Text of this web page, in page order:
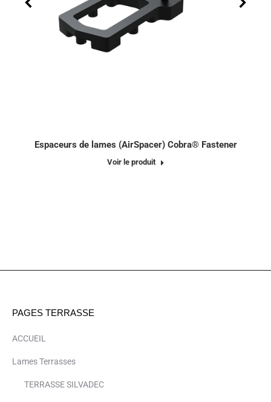
Espaceurs de lames (AirSpacer) Cobra® Fastener
Voir le produit
PAGES TERRASSE
ACCUEIL
Lames Terrasses
TERRASSE SILVADEC